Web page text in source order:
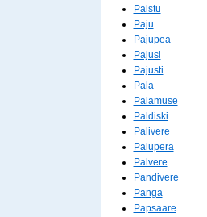
Paistu
Paju
Pajupea
Pajusi
Pajusti
Pala
Palamuse
Paldiski
Palivere
Palupera
Palvere
Pandivere
Panga
Papsaare